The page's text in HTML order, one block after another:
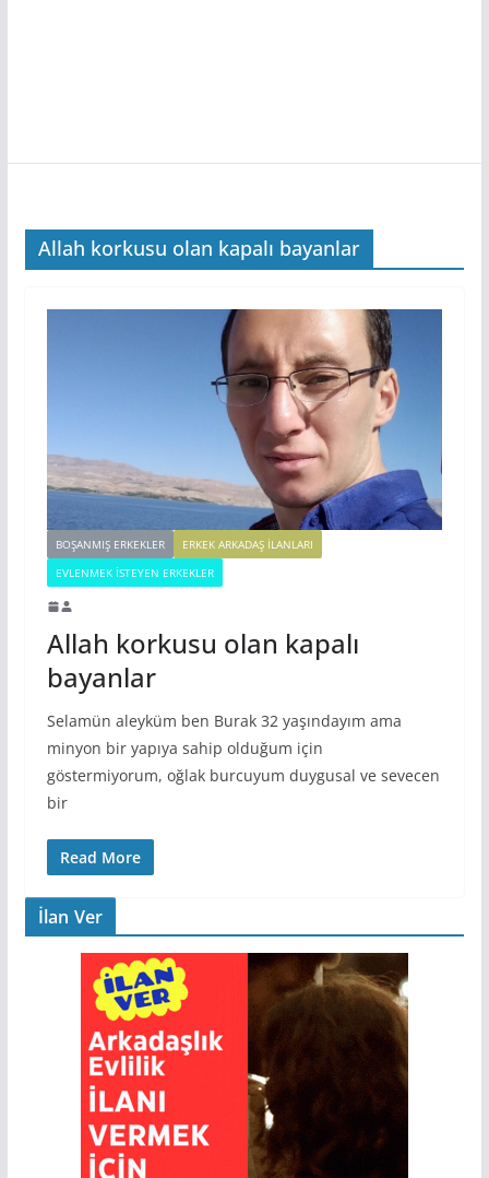
Allah korkusu olan kapalı bayanlar
BOŞANMIŞ ERKEKLER
ERKEK ARKADAŞ ILANLARI
EVLENMEK İSTEYEN ERKEKLER
Allah korkusu olan kapalı
bayanlar
Selamün aleyküm ben Burak 32 yaşındayım ama
minyon bir yapıya sahip olduğum için
göstermiyorum, oğlak burcuyum duygusal ve sevecen
bir
Read More
İlan Ver